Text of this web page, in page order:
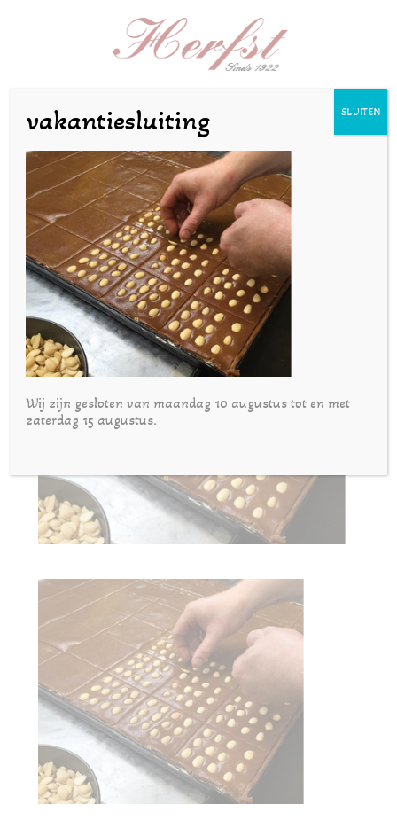
gallery-1
doorJoost|nov 15, 2016
vakantiesluiting
Wij zijn gesloten van maandag 10 augustus tot en met
zaterdag 15 augustus.
SLUITEN